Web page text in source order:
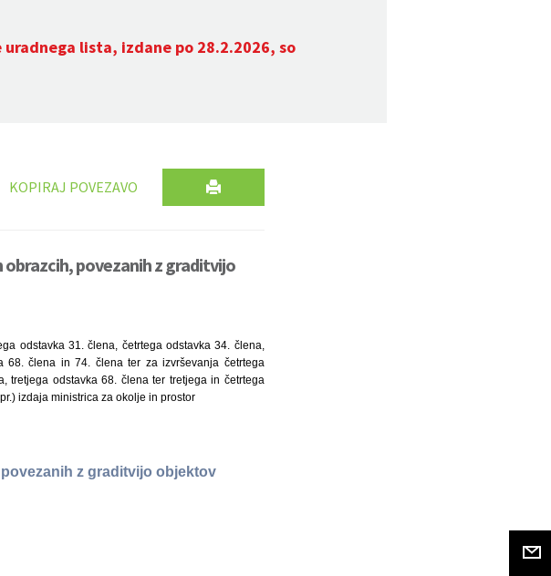
lista, izdane po 28.2.2026, so
KOPIRAJ POVEZAVO
povezanih z graditvijo
odstavka 31. člena, četrtega odstavka 34. člena,
68. člena in 74. člena ter za izvrševanja četrtega
tretjega odstavka 68. člena ter tretjega in četrtega
izdaja ministrica za okolje in prostor
z graditvijo objektov